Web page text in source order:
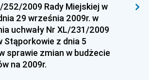
Ministra Gospodarki Morskiej i
Ministra Energii
252/2009 Rady Miejskiej w
29 września 2009r. w
uchwały Nr XL/231/2009
Stąporkowie z dnia 5
sprawie zmian w budżecie
na 2009r.